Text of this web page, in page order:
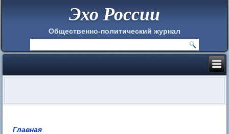
Эхо России
Общественно-политический журнал
Главная